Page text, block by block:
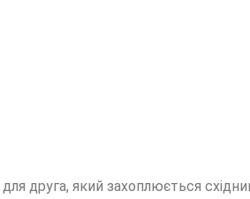
друга, який захоплюється